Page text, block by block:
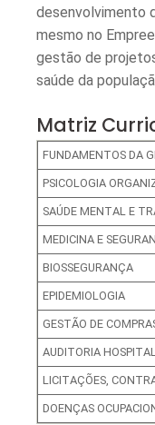
desenvolvimento
mesmo no
gestão de
saúde da
Matriz
FUNDAMENTOS DA
PSICOLOGIA
SAÚDE MENTAL E
MEDICINA E
BIOSSEGURANÇA
EPIDEMIOLOGIA
GESTÃO DE
AUDITORIA
LICITAÇÕES,
DOENÇAS